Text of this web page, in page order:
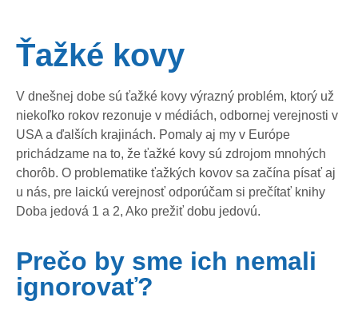
Ťažké kovy
V dnešnej dobe sú ťažké kovy výrazný problém, ktorý už
niekoľko rokov rezonuje v médiách, odbornej verejnosti v
USA a ďalších krajinách. Pomaly aj my v Európe
prichádzame na to, že ťažké kovy sú zdrojom mnohých
chorôb. O problematike ťažkých kovov sa začína písať aj
u nás, pre laickú verejnosť odporúčam si prečítať knihy
Doba jedová 1 a 2, Ako prežiť dobu jedovú.
Prečo by sme ich nemali
ignorovať?